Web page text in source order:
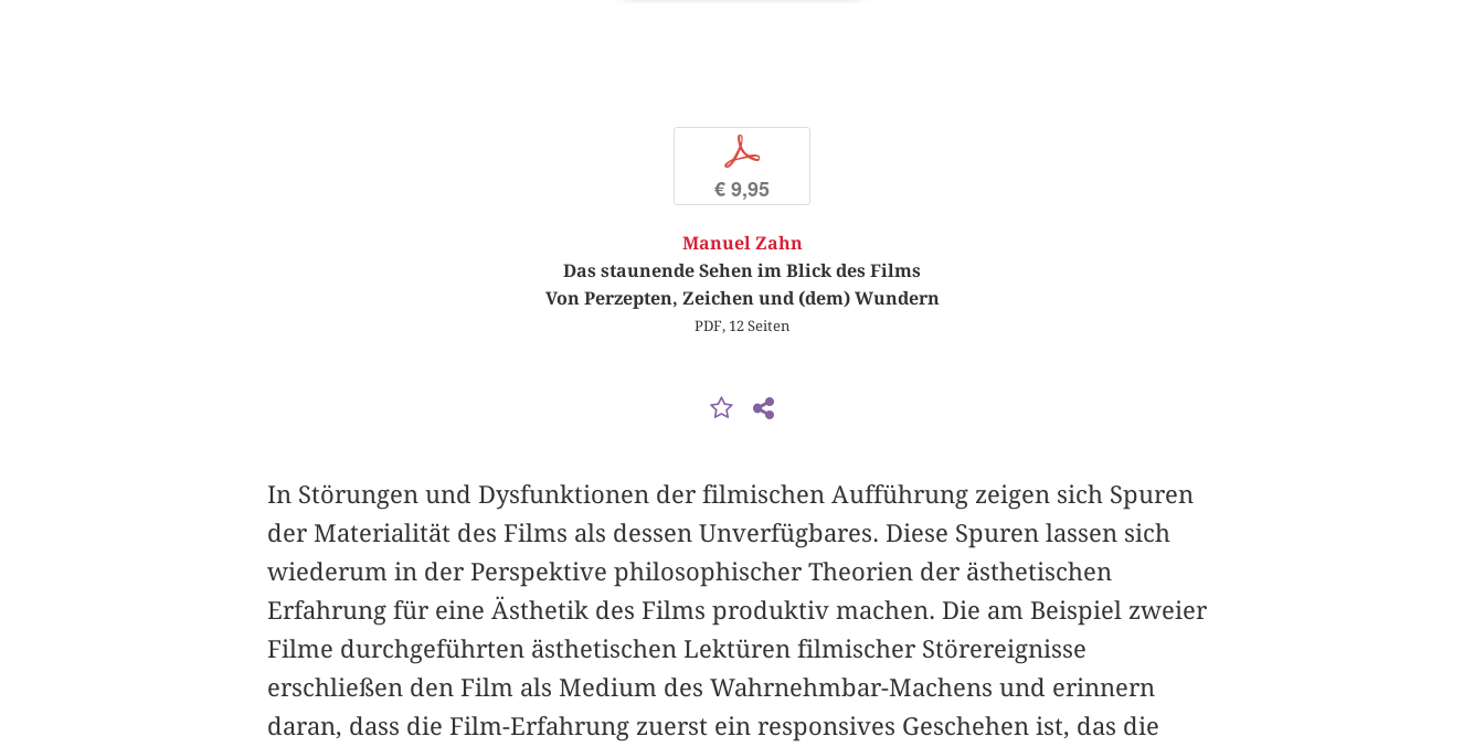
p
€ 9,95
Manuel Zahn
Das staunende Sehen im Blick des Films
Von Perzepten, Zeichen und (dem) Wundern
PDF, 12 Seiten
In Störungen und Dysfunktionen der filmischen Aufführung zeigen sich Spuren
der Materialität des Films als dessen Unverfügbares. Diese Spuren lassen sich
wiederum in der Perspektive philosophischer Theorien der ästhetischen
Erfahrung für eine Ästhetik des Films produktiv machen. Die am Beispiel zweier
Filme durchgeführten ästhetischen Lektüren filmischer Störereignisse
erschließen den Film als Medium des Wahrnehmbar-Machens und erinnern
daran, dass die Film-Erfahrung zuerst ein responsives Geschehen ist, das die